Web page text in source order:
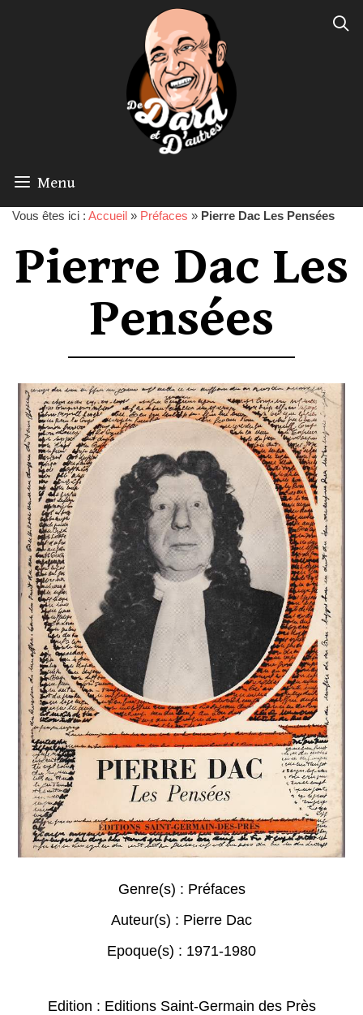
Menu
Vous êtes ici : Accueil » Préfaces » Pierre Dac Les Pensées
Pierre Dac Les
Pensées
Genre(s) : Préfaces
Auteur(s) : Pierre Dac
Epoque(s) : 1971-1980
Edition : Editions Saint-Germain des Près